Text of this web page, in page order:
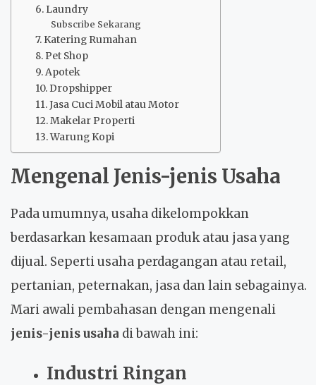
6. Laundry
Subscribe Sekarang
7. Katering Rumahan
8. Pet Shop
9. Apotek
10. Dropshipper
11. Jasa Cuci Mobil atau Motor
12. Makelar Properti
13. Warung Kopi
Mengenal Jenis-jenis Usaha
Pada umumnya, usaha dikelompokkan
berdasarkan kesamaan produk atau jasa yang
dijual. Seperti usaha perdagangan atau retail,
pertanian, peternakan, jasa dan lain sebagainya.
Mari awali pembahasan dengan mengenali
jenis-jenis usaha di bawah ini:
Industri Ringan